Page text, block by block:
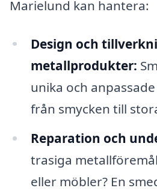
Marielund kan hantera:
Design och
metallprodukter:
unika och
från smycken till
Reparation och
trasiga
eller möbler? En